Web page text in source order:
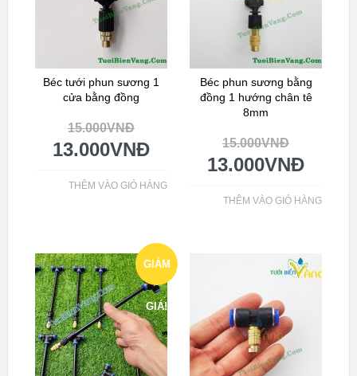
Béc tưới phun sương 1
cửa bằng đồng
15.000VNĐ
13.000VNĐ
THÊM VÀO GIỎ HÀNG
Béc phun sương bằng
đồng 1 hướng chân tê
8mm
15.000VNĐ
13.000VNĐ
THÊM VÀO GIỎ HÀNG
GIẢM
GIÁ!